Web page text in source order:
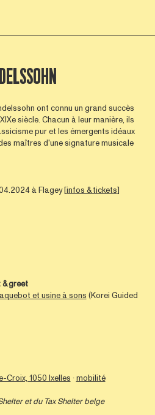
ont connu un grand succès
siècle. Chacun à leur manière, ils
pur et les émergents idéaux
maîtres d'une signature musicale
à Flagey [infos & tickets]
greet
et usine à sons (Korei Guided
Croix, 1050 Ixelles ∙mobilité
et du Tax Shelter belge